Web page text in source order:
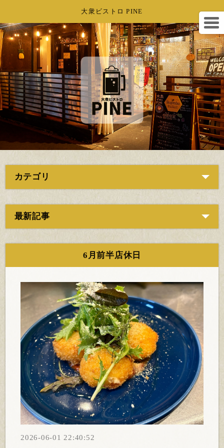
大衆ビストロ PINE
カテゴリ
最新記事
6月前半店休日
2026-06-01 22:40:52